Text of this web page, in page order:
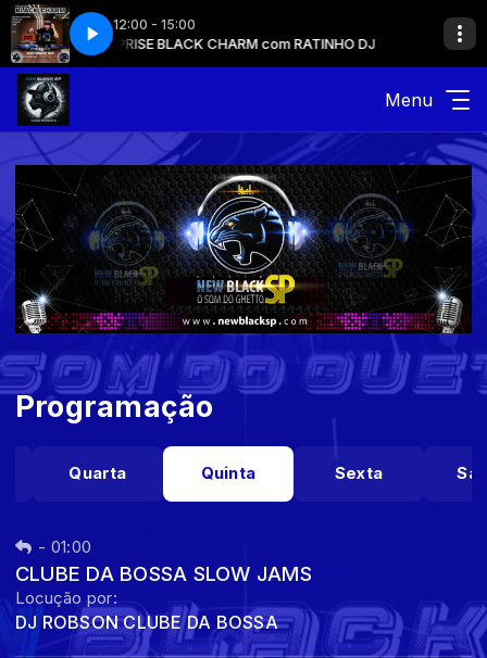
12:00 - 15:00
DJ REPRISE BLACK CHARM com RATINHO DJ
Menu
Programação
Quarta Quinta Sexta
- 01:00
CLUBE DA BOSSA SLOW JAMS
Locução por:
DJ ROBSON CLUBE DA BOSSA